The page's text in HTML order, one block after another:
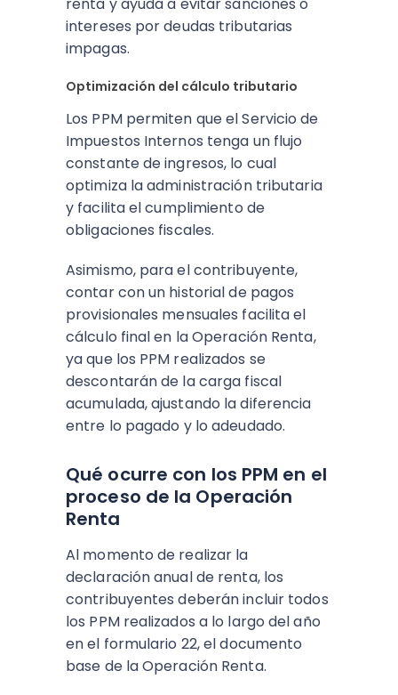
intereses por deudas tributarias
impagas.
Optimización del cálculo tributario
Los PPM permiten que el Servicio de
Impuestos Internos tenga un flujo
constante de ingresos, lo cual
optimiza la administración tributaria
y facilita el cumplimiento de
obligaciones fiscales.
Asimismo, para el contribuyente,
contar con un historial de pagos
provisionales mensuales facilita el
cálculo final en la Operación Renta,
ya que los PPM realizados se
descontarán de la carga fiscal
acumulada, ajustando la diferencia
entre lo pagado y lo adeudado.
Qué ocurre con los PPM en el
proceso de la Operación
Renta
Al momento de realizar la
declaración anual de renta, los
contribuyentes deberán incluir todos
los PPM realizados a lo largo del año
en el formulario 22, el documento
base de la Operación Renta.